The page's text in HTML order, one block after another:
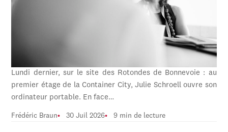
Lundi dernier, sur le site des Rotondes de Bonnevoie : au
premier étage de la Container City, Julie Schroell ouvre son
ordinateur portable. En face…
Frédéric Braun 30 Juil 2026 9 min de lecture